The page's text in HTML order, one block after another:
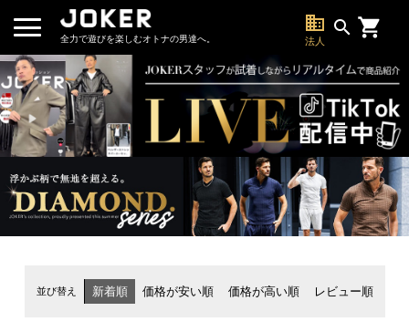
全力で遊びを楽しむオトナの男達へ。
business
法人
search
並び替え 新着順 価格が安い順 価格が高い順 レビュー順